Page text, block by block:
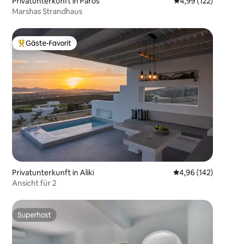
Marshas Strandhaus
Beliebter Gäste-Favorit.
Gäste-Favorit
Privatunterkunft in Aliki
4,96 (142)
Ansicht für 2
Superhost
Superhost